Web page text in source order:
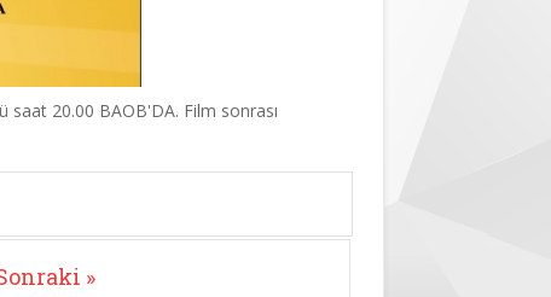
saat 20.00 BAOB'DA. Film sonrası
»